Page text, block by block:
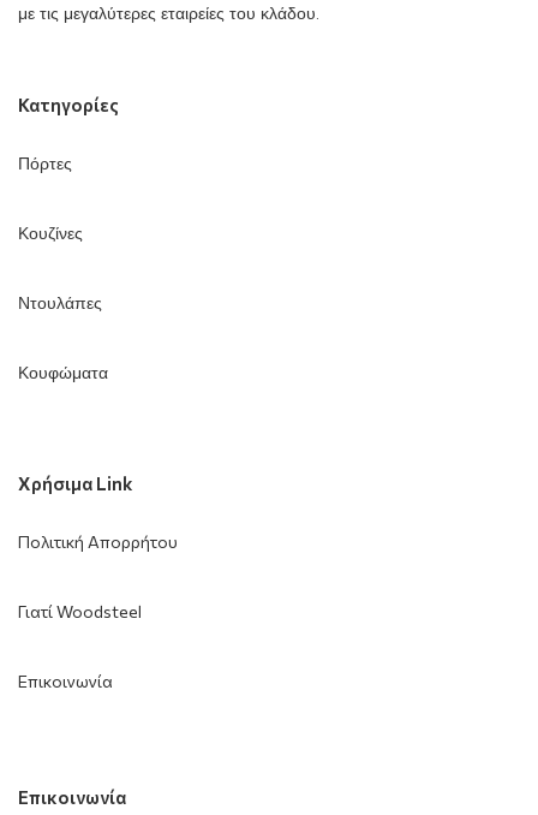
με τις μεγαλύτερες εταιρείες του κλάδου.
Κατηγορίες
Πόρτες
Κουζίνες
Ντουλάπες
Κουφώματα
Χρήσιμα Link
Πολιτική Απορρήτου
Γιατί Woodsteel
Επικοινωνία
Επικοινωνία